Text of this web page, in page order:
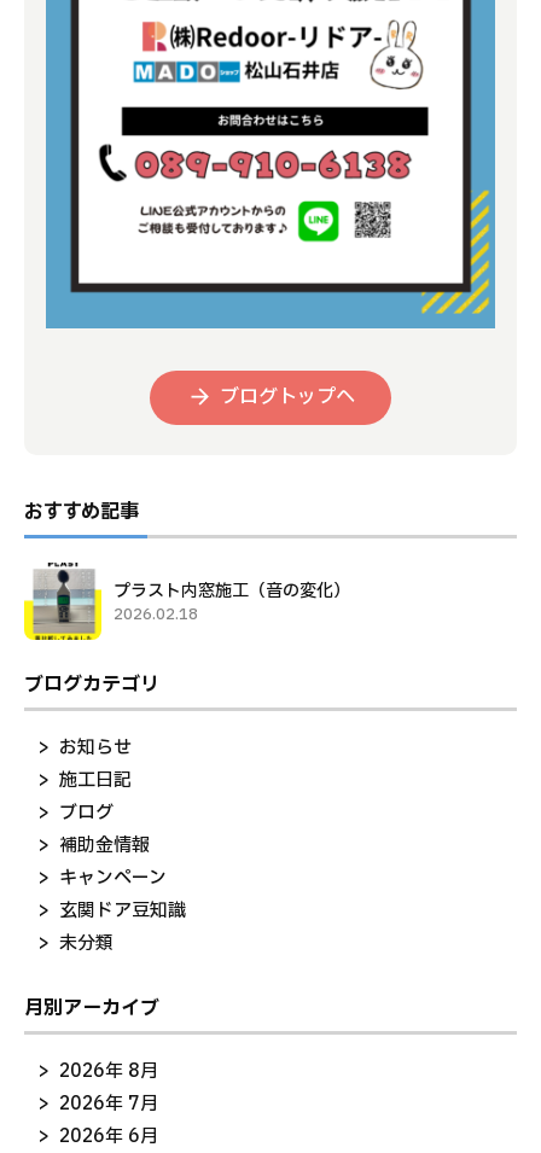
ブログトップへ
おすすめ記事
プラスト内窓施工（音の変化）
2026.02.18
ブログカテゴリ
お知らせ
施工日記
ブログ
補助金情報
キャンペーン
玄関ドア豆知識
未分類
月別アーカイブ
2026年 8月
2026年 7月
2026年 6月